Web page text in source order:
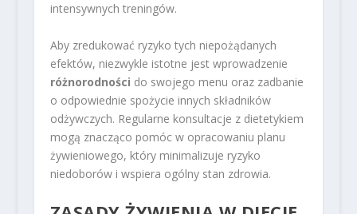
intensywnych treningów.
Aby zredukować ryzyko tych niepożądanych
efektów, niezwykle istotne jest wprowadzenie
różnorodności do swojego menu oraz zadbanie
o odpowiednie spożycie innych składników
odżywczych. Regularne konsultacje z dietetykiem
mogą znacząco pomóc w opracowaniu planu
żywieniowego, który minimalizuje ryzyko
niedoborów i wspiera ogólny stan zdrowia.